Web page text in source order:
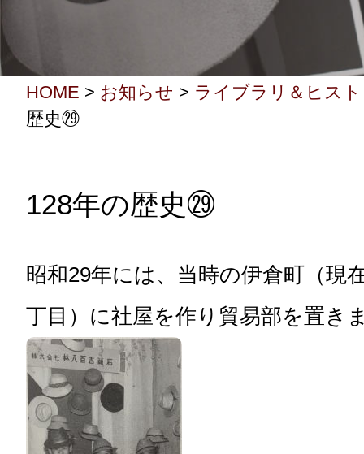
HOME > お知らせ > ライブラリ＆ヒス
歴史㉙
128年の歴史㉙
昭和29年には、当時の伊倉町（現
丁目）に社屋を作り貿易部を置き